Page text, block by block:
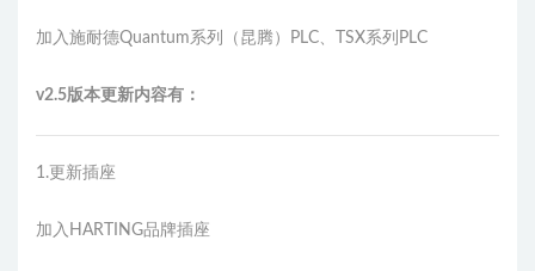
加入施耐德Quantum系列（昆腾）PLC、TSX系列PLC
v2.5版本更新内容有：
1.更新插座
加入HARTING品牌插座